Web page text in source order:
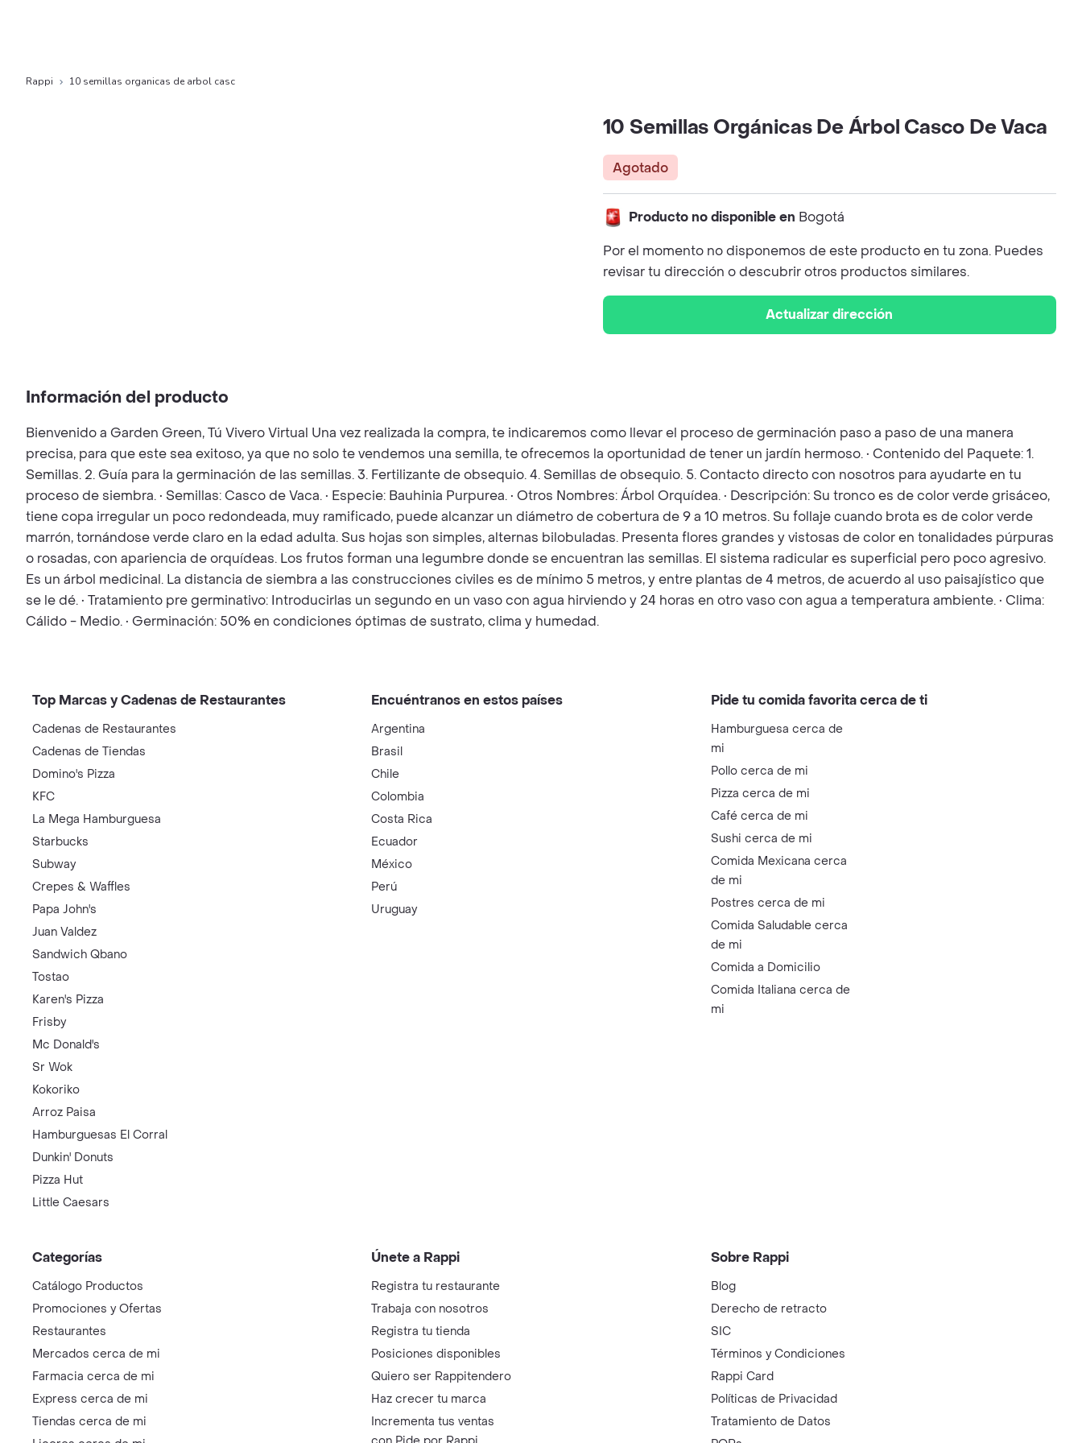
Rappi 10 semillas organicas de arbol casc
10 Semillas Orgánicas De Árbol Casco De Vaca
Agotado
Producto no disponible en Bogotá
Por el momento no disponemos de este producto en tu zona. Puedes
revisar tu dirección o descubrir otros productos similares.
Actualizar dirección
Información del producto
Bienvenido a Garden Green, Tú Vivero Virtual Una vez realizada la compra, te indicaremos como llevar el proceso de germinación paso a paso de una manera
precisa, para que este sea exitoso, ya que no solo te vendemos una semilla, te ofrecemos la oportunidad de tener un jardín hermoso. • Contenido del Paquete: 1.
Semillas. 2. Guía para la germinación de las semillas. 3. Fertilizante de obsequio. 4. Semillas de obsequio. 5. Contacto directo con nosotros para ayudarte en tu
proceso de siembra. • Semillas: Casco de Vaca. • Especie: Bauhinia Purpurea. • Otros Nombres: Árbol Orquídea. • Descripción: Su tronco es de color verde grisáceo,
tiene copa irregular un poco redondeada, muy ramificado, puede alcanzar un diámetro de cobertura de 9 a 10 metros. Su follaje cuando brota es de color verde
marrón, tornándose verde claro en la edad adulta. Sus hojas son simples, alternas bilobuladas. Presenta flores grandes y vistosas de color en tonalidades púrpuras
o rosadas, con apariencia de orquídeas. Los frutos forman una legumbre donde se encuentran las semillas. El sistema radicular es superficial pero poco agresivo.
Es un árbol medicinal. La distancia de siembra a las construcciones civiles es de mínimo 5 metros, y entre plantas de 4 metros, de acuerdo al uso paisajístico que
se le dé. • Tratamiento pre germinativo: Introducirlas un segundo en un vaso con agua hirviendo y 24 horas en otro vaso con agua a temperatura ambiente. • Clima:
Cálido - Medio. • Germinación: 50% en condiciones óptimas de sustrato, clima y humedad.
Top Marcas y Cadenas de Restaurantes
Cadenas de Restaurantes
Cadenas de Tiendas
Domino's Pizza
KFC
La Mega Hamburguesa
Starbucks
Subway
Crepes & Waffles
Papa John's
Juan Valdez
Sandwich Qbano
Tostao
Karen's Pizza
Frisby
Mc Donald's
Sr Wok
Kokoriko
Arroz Paisa
Hamburguesas El Corral
Dunkin' Donuts
Pizza Hut
Little Caesars
Encuéntranos en estos países
Argentina
Brasil
Chile
Colombia
Costa Rica
Ecuador
México
Perú
Uruguay
Pide tu comida favorita cerca de ti
Hamburguesa cerca de
mi
Pollo cerca de mi
Pizza cerca de mi
Café cerca de mi
Sushi cerca de mi
Comida Mexicana cerca
de mi
Postres cerca de mi
Comida Saludable cerca
de mi
Comida a Domicilio
Comida Italiana cerca de
mi
Categorías
Catálogo Productos
Promociones y Ofertas
Restaurantes
Mercados cerca de mi
Farmacia cerca de mi
Express cerca de mi
Tiendas cerca de mi
Únete a Rappi
Registra tu restaurante
Trabaja con nosotros
Registra tu tienda
Posiciones disponibles
Quiero ser Rappitendero
Haz crecer tu marca
Incrementa tus ventas
Sobre Rappi
Blog
Derecho de retracto
SIC
Términos y Condiciones
Rappi Card
Políticas de Privacidad
Tratamiento de Datos